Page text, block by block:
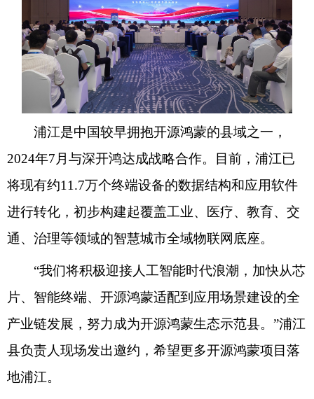
浦江是中国较早拥抱开源鸿蒙的县域之一，
2024年7月与深开鸿达成战略合作。目前，浦江已
将现有约11.7万个终端设备的数据结构和应用软件
进行转化，初步构建起覆盖工业、医疗、教育、交
通、治理等领域的智慧城市全域物联网底座。
“我们将积极迎接人工智能时代浪潮，加快从芯
片、智能终端、开源鸿蒙适配到应用场景建设的全
产业链发展，努力成为开源鸿蒙生态示范县。”浦江
县负责人现场发出邀约，希望更多开源鸿蒙项目落
地浦江。